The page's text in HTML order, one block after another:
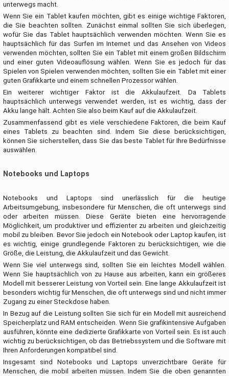
unterwegs macht.
Wenn Sie ein Tablet kaufen möchten, gibt es einige wichtige Faktoren,
die Sie beachten sollten. Zunächst einmal sollten Sie sich überlegen,
wofür Sie das Tablet hauptsächlich verwenden möchten. Wenn Sie es
hauptsächlich für das Surfen im Internet und das Ansehen von Videos
verwenden möchten, sollten Sie ein Tablet mit einem großen Bildschirm
und einer guten Videoauflösung wählen. Wenn Sie es jedoch für das
Spielen von Spielen verwenden möchten, sollten Sie ein Tablet mit einer
guten Grafikkarte und einem schnellen Prozessor wählen.
Ein weiterer wichtiger Faktor ist die Akkulaufzeit. Da Tablets
hauptsächlich unterwegs verwendet werden, ist es wichtig, dass der
Akku lange hält. Achten Sie also beim Kauf auf die Akkulaufzeit.
Zusammenfassend gibt es viele verschiedene Faktoren, die beim Kauf
eines Tablets zu beachten sind. Indem Sie diese berücksichtigen,
können Sie sicherstellen, dass Sie das beste Tablet für Ihre Bedürfnisse
auswählen.
Notebooks und Laptops
Notebooks und Laptops sind unerlässlich für die heutige
Arbeitsumgebung, insbesondere für Menschen, die oft unterwegs sind
oder arbeiten müssen. Diese Geräte bieten eine hervorragende
Möglichkeit, um produktiver und effizienter zu arbeiten und gleichzeitig
mobil zu bleiben. Bevor Sie jedoch ein Notebook oder Laptop kaufen, ist
es wichtig, einige grundlegende Faktoren zu berücksichtigen, wie die
Größe, die Leistung, die Akkulaufzeit und das Gewicht.
Wenn Sie viel unterwegs sind, sollten Sie ein leichtes Modell wählen.
Wenn Sie hauptsächlich von zu Hause aus arbeiten, kann ein größeres
Modell mit besserer Leistung von Vorteil sein. Eine lange Akkulaufzeit ist
besonders wichtig für Menschen, die oft unterwegs sind und nicht immer
Zugang zu einer Steckdose haben.
In Bezug auf die Leistung sollten Sie sich für ein Modell mit ausreichend
Speicherplatz und RAM entscheiden. Wenn Sie grafikintensive Aufgaben
ausführen, könnte eine dedizierte Grafikkarte von Vorteil sein. Es ist auch
wichtig zu berücksichtigen, ob das Betriebssystem und die Software mit
Ihren Anforderungen kompatibel sind.
Insgesamt sind Notebooks und Laptops unverzichtbare Geräte für
Menschen, die mobil arbeiten müssen. Indem Sie die oben genannten